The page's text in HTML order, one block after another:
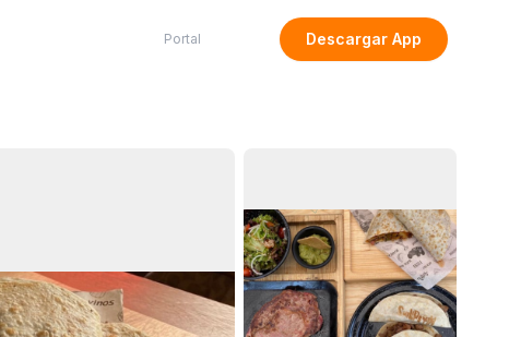
Portal Descargar App